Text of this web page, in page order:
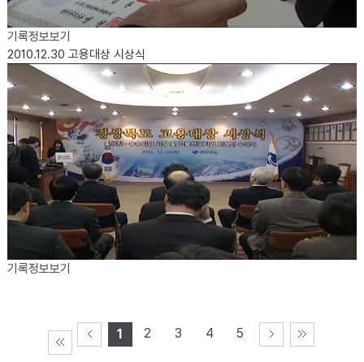
기록정보보기
2010.12.30 고용대상 시상식
기록정보보기
1 2 3 4 5